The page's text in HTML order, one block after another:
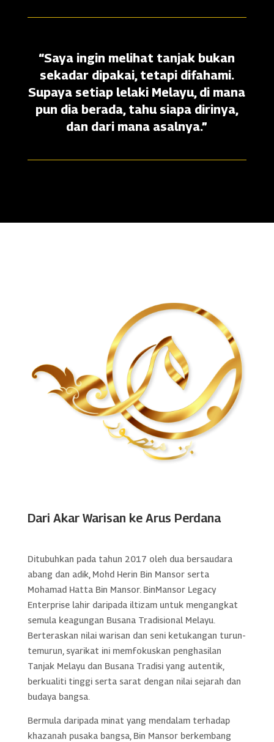
“Saya ingin melihat tanjak bukan
sekadar dipakai, tetapi difahami.
Supaya setiap lelaki Melayu, di mana
pun dia berada, tahu siapa dirinya,
dan dari mana asalnya.”
Dari Akar Warisan ke Arus Perdana
Ditubuhkan pada tahun 2017 oleh dua bersaudara
abang dan adik, Mohd Herin Bin Mansor serta
Mohamad Hatta Bin Mansor. BinMansor Legacy
Enterprise lahir daripada iltizam untuk mengangkat
semula keagungan Busana Tradisional Melayu.
Berteraskan nilai warisan dan seni ketukangan turun-
temurun, syarikat ini memfokuskan penghasilan
Tanjak Melayu dan Busana Tradisi yang autentik,
berkualiti tinggi serta sarat dengan nilai sejarah dan
budaya bangsa.
Bermula daripada minat yang mendalam terhadap
khazanah pusaka bangsa, Bin Mansor berkembang